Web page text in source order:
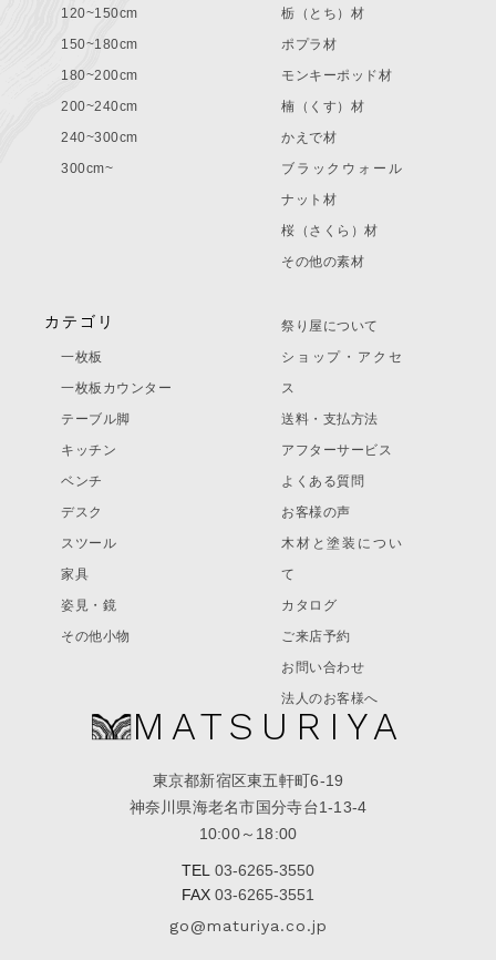
MATSURIYA
東京都新宿区東五軒町6-19
神奈川県海老名市国分寺台1-13-4
10:00～18:00
TEL 03-6265-3550
FAX 03-6265-3551
go@maturiya.co.jp
120~150cm
150~180cm
180~200cm
200~240cm
240~300cm
300cm~
栃（とち）材
ポプラ材
モンキーポッド材
楠（くす）材
かえで材
ブラックウォール
ナット材
桜（さくら）材
その他の素材
カテゴリ
一枚板
一枚板カウンター
テーブル脚
キッチン
ベンチ
デスク
スツール
家具
姿見・鏡
その他小物
祭り屋について
ショップ・アクセ
ス
送料・支払方法
アフターサービス
よくある質問
お客様の声
木材と塗装につい
て
カタログ
ご来店予約
お問い合わせ
法人のお客様へ